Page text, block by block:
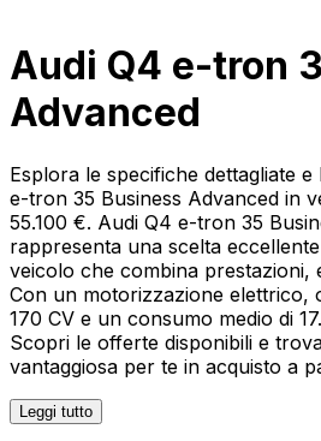
Audi Q4 e-tron
Advanced
Esplora le specifiche dettagliate
e-tron 35 Business Advanced in
55.100 €. Audi Q4 e-tron 35
rappresenta una scelta
veicolo che combina prestazioni,
Con un motorizzazione elettrico,
170 CV e un consumo medio di
Scopri le offerte disponibili e
vantaggiosa per te in acquisto a
Leggi tutto